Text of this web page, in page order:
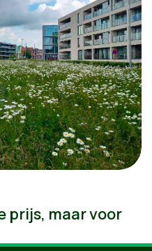
prijs, maar voor